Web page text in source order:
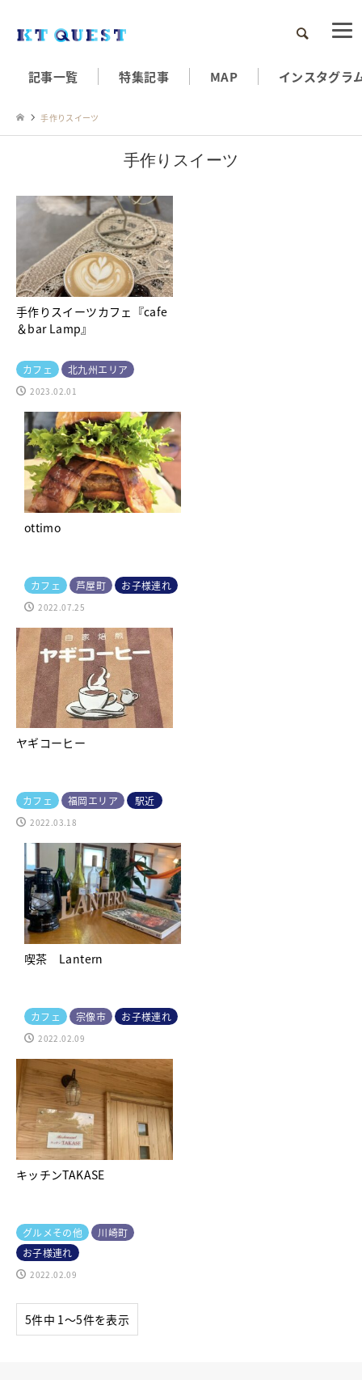
検索
記事一覧 特集記事 MAP インスタグラ
手作りスイーツ
手作りスイーツ
手作りスイーツカフェ『cafe
＆bar Lamp』
カフェ 北九州エリア
2023.02.01
ottimo
カフェ 芦屋町 お子様連れ
2022.07.25
ヤギコーヒー
カフェ 福岡エリア 駅近
2022.03.18
喫茶 Lantern
カフェ 宗像市 お子様連れ
2022.02.09
キッチンTAKASE
グルメその他
川崎町
お子様連れ
2022.02.09
5件中 1〜5件を表示